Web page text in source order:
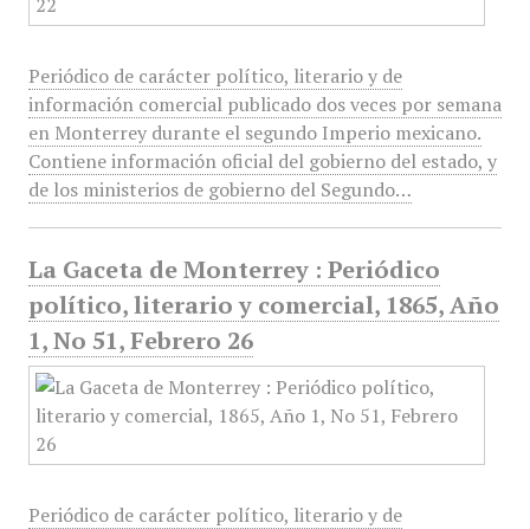
Periódico de carácter político, literario y de
información comercial publicado dos veces por semana
en Monterrey durante el segundo Imperio mexicano.
Contiene información oficial del gobierno del estado, y
de los ministerios de gobierno del Segundo…
La Gaceta de Monterrey : Periódico
político, literario y comercial, 1865, Año
1, No 51, Febrero 26
Periódico de carácter político, literario y de